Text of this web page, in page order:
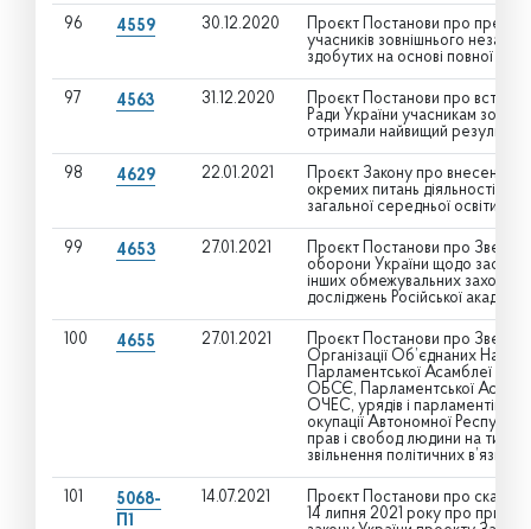
96 4559 30.12.2020
Проєкт Постанови про премії
учасників зовнішнього
здобутих на основі повної
97 4563 31.12.2020
Проєкт Постанови про
Ради України учасникам
отримали найвищий результат
98 4629 22.01.2021
Проєкт Закону про внесення
окремих питань діяльності
загальної середньої освіти
99 4653 27.01.2021
Проєкт Постанови про
оборони України щодо
інших обмежувальних заходів
досліджень Російської академії
100 4655 27.01.2021
Проєкт Постанови про
Організації Об’єднаних
Парламентської Асамблеї
ОБСЄ, Парламентської
ОЧЕС, урядів і парламентів
окупації Автономної
прав і свобод людини на
звільнення політичних в’язнів
101
5068-
П1
14.07.2021
Проєкт Постанови про
14 липня 2021 року про